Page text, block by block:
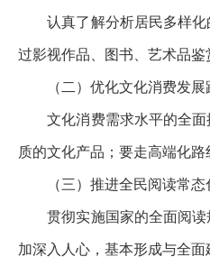
认真了解分析居民多样
过影视作品、图书、艺术品
（二）优化文化消费发展
文化消费需求水平的全
质的文化产品；要走高端化
（三）推进全民阅读常态
贯彻实施国家的全面阅
加深入人心，基本形成与全